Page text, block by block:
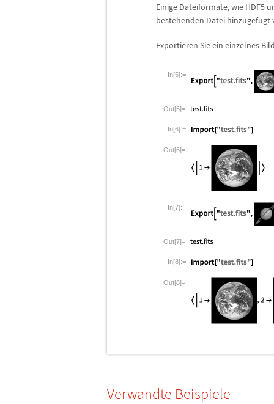
Einige Dateiformate, wie HDF5
bestehenden Datei hinzugefügt
Exportieren Sie ein einzelnes
In[5]:=
Out[5]=
In[6]:=
Out[6]=
In[7]:=
Out[7]=
In[8]:=
Out[8]=
Verwandte Beispiele